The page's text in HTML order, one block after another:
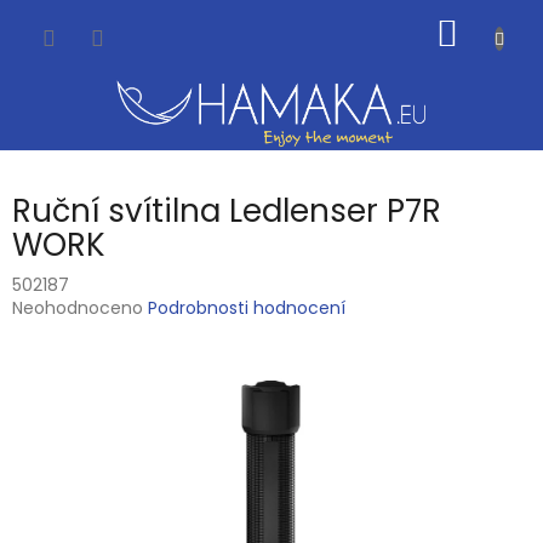
KOŠÍK
Ruční svítilna Ledlenser P7R
WORK
502187
Průměrné
Neohodnoceno Podrobnosti hodnocení